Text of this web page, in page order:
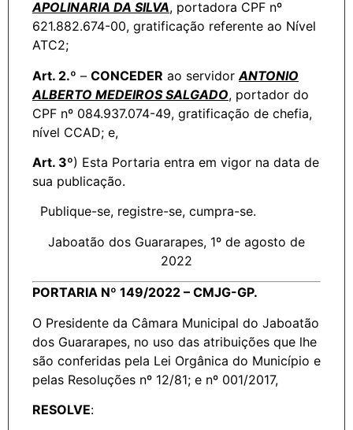
APOLINARIA DA SILVA, portadora CPF nº
621.882.674-00, gratificação referente ao Nível
ATC2;
Art. 2.º – CONCEDER ao servidor ANTONIO
ALBERTO MEDEIROS SALGADO, portador do
CPF nº 084.937.074-49, gratificação de chefia,
nível CCAD; e,
Art. 3º) Esta Portaria entra em vigor na data de
sua publicação.
Publique-se, registre-se, cumpra-se.
Jaboatão dos Guararapes, 1º de agosto de
2022
PORTARIA Nº 149/2022 – CMJG-GP.
O Presidente da Câmara Municipal do Jaboatão
dos Guararapes, no uso das atribuições que lhe
são conferidas pela Lei Orgânica do Município e
pelas Resoluções nº 12/81; e nº 001/2017,
RESOLVE: